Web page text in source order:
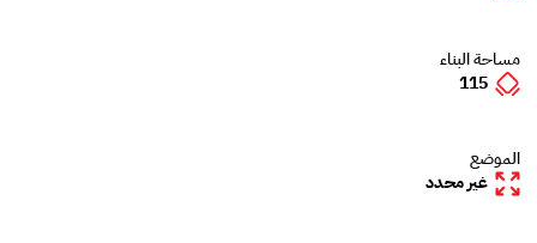
مساحة البناء
115
الموضع
غير محدد